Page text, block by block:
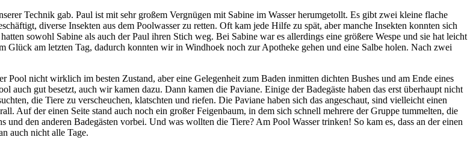
Technik gab. Paul ist mit sehr großem Vergnügen mit Sabine im Wasser herumgetollt. Es gibt zwei kleine flache
diverse Insekten aus dem Poolwasser zu retten. Oft kam jede Hilfe zu spät, aber manche Insekten konnten sich
sowohl Sabine als auch der Paul ihren Stich weg. Bei Sabine war es allerdings eine größere Wespe und sie hat leicht
Glück am letzten Tag, dadurch konnten wir in Windhoek noch zur Apotheke gehen und eine Salbe holen. Nach zwei
Pool nicht wirklich im besten Zustand, aber eine Gelegenheit zum Baden inmitten dichten Bushes und am Ende eines
auch gut besetzt, auch wir kamen dazu. Dann kamen die Paviane. Einige der Badegäste haben das erst überhaupt nicht
die Tiere zu verscheuchen, klatschten und riefen. Die Paviane haben sich das angeschaut, sind vielleicht einen
Auf der einen Seite stand auch noch ein großer Feigenbaum, in dem sich schnell mehrere der Gruppe tummelten, die
den anderen Badegästen vorbei. Und was wollten die Tiere? Am Pool Wasser trinken! So kam es, dass an der einen
auch nicht alle Tage.